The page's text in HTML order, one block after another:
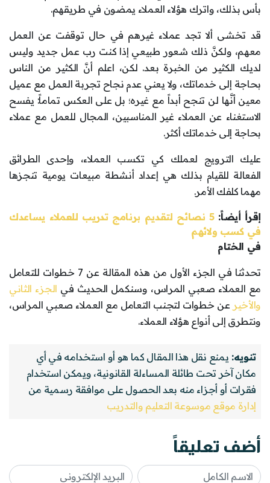
بأس بذلك، واترك هؤلاء العملاء يمضون في طريقهم.
قد تخشى ألا تجد عملاء غيرهم في حال توقفت عن العمل
معهم، ولكنَّ ذلك شعور طبيعي إذا كنت رب عمل جديد وليس
لديك الكثير من الخبرة بعد. لكن، اعلم أنَّ الكثير من الناس
بحاجة إلى خدماتك، ولا يعني عدم نجاح تجربة العمل مع عميل
معين أنَّها لن تنجح أبداً مع غيره؛ بل على العكس تماماً: يفسح
الاستغناء عن العملاء غير المناسبين، المجال للعمل مع عملاء
بحاجة إلى خدماتك أكثر.
عليك الترويج لعملك كي تكسب العملاء، وإحدى الطرائق
الفعالة للقيام بذلك هي إعداد أنشطة مبيعات يومية تنجزها
مهما كلفك الأمر.
إقرأ أيضاً: 5 نصائح لتقديم برنامج تدريب للعملاء يساعدك
في كسب ولائهم
في الختام
تحدثنا في الجزء الأول من هذه المقالة عن 7 خطوات للتعامل
مع العملاء صعبي المراس، وسنكمل الحديث في الجزء الثاني
والأخير عن خطوات لتجنب التعامل مع العملاء صعبي المراس،
ونتطرق إلى أنواع هؤلاء العملاء.
تنويه: يمنع نقل هذا المقال كما هو أو استخدامه في أي
مكان آخر تحت طائلة المساءلة القانونية، ويمكن استخدام
فقرات أو أجزاء منه بعد الحصول على موافقة رسمية من
إدارة موقع موسوعة التعليم والتدريب
أضف تعليقاً